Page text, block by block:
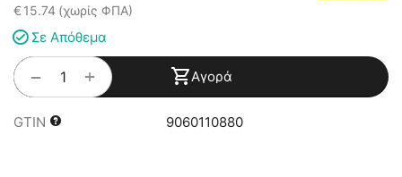
€15.74 (χωρίς ΦΠΑ)
Σε Απόθεμα
+
− Αγορά
GTIN 9060110880